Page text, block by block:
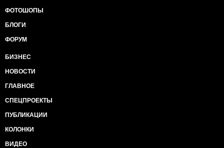
ФОТОШОПЫ
БЛОГИ
ФОРУМ
БИЗНЕС
НОВОСТИ
ГЛАВНОЕ
СПЕЦПРОЕКТЫ
ПУБЛИКАЦИИ
КОЛОНКИ
ВИДЕО